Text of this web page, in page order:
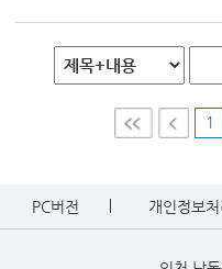
1
PC버전 개인정보